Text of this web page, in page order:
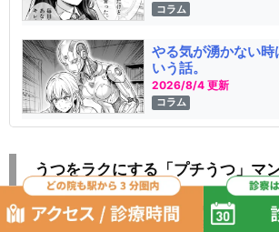
コラム
やる気が湧かない時
いう話。
2026/8/4 更新
コラム
うつをラクにする「プチうつ」マ
そこカブる!? まさか
つけた話。